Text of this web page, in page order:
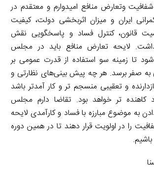
وتعارض منافع امیدوارم و معتقدم در
ایران و میزان اثربخشی دولت، کیفیت
قانون، کنترل فساد و پاسخگویی نقش
لایحه تعارض منافع باید در مجلس
تا زمینه سو استفاده از قدرت عمومی بر
صفر برسد. هر چه پیش بینی‌های نظارتی و
و تعقیبی منسجم تر و کار آمدتر باشد
تر خواهد بود. تقاضا دارم مجلس
به موضوع مبارزه با فساد و کارآمدی لایحه
را در اولویت قرار دهند تا در همین دوره